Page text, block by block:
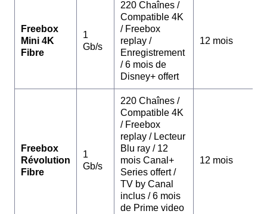
Freebox
Mini 4K
Fibre
1
Gb/s
220 Chaînes /
Compatible 4K
/ Freebox
replay /
Enregistrement
/ 6 mois de
Disney+ offert
12 mois
Freebox
Révolution
Fibre
1
Gb/s
220 Chaînes /
Compatible 4K
/ Freebox
replay / Lecteur
Blu ray / 12
mois Canal+
Series offert /
TV by Canal
inclus / 6 mois
de Prime video
12 mois